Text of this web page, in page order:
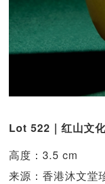
Lot 522｜红山文
高度：3.5 cm
来源：香港沐文堂